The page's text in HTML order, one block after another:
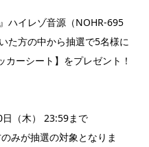
ハイレゾ音源（NOHR-695
た方の中から抽選で5名様に
カーシート】をプレゼント！
（木） 23:59まで
みが抽選の対象となりま